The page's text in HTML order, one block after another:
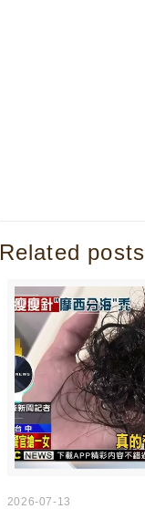
Related posts
2026-07-13